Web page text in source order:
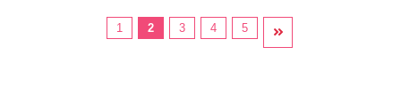
1 2 3 4 5